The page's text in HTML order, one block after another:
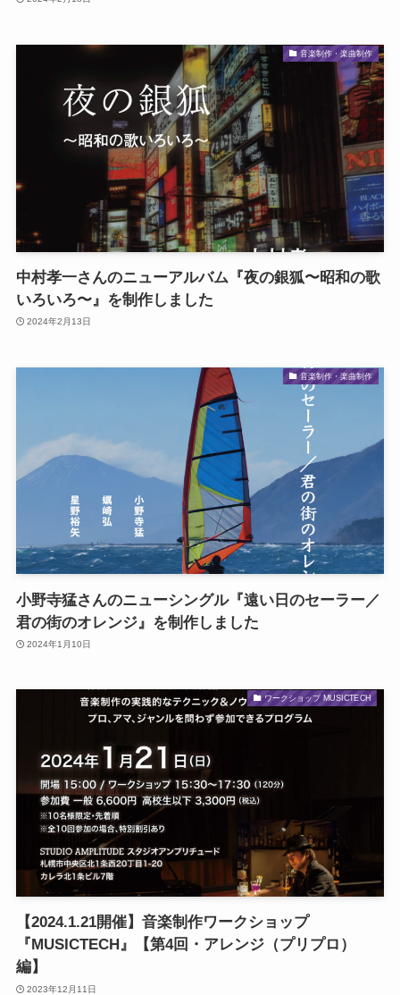
音楽制作・楽曲制作
中村孝一さんのニューアルバム『夜の銀狐〜昭和の歌
いろいろ〜』を制作しました
2024年2月13日
音楽制作・楽曲制作
小野寺猛さんのニューシングル『遠い日のセーラー／
君の街のオレンジ』を制作しました
2024年1月10日
ワークショップ MUSICTECH
【2024.1.21開催】音楽制作ワークショップ
『MUSICTECH』【第4回・アレンジ（プリプロ）
編】
2023年12月11日